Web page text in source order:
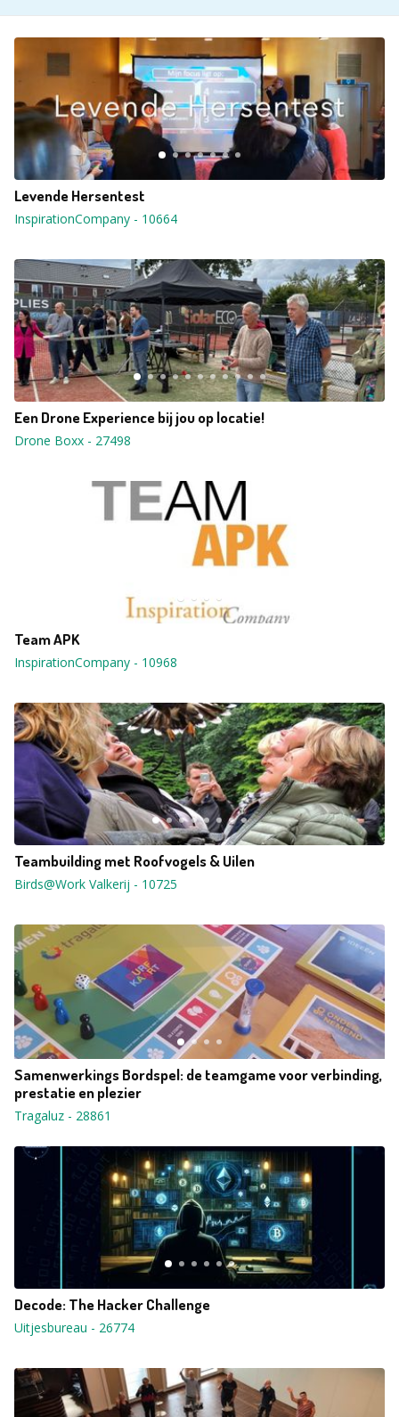
Levende Hersentest
InspirationCompany - 10664
Een Drone Experience bij jou op locatie!
Drone Boxx - 27498
Team APK
InspirationCompany - 10968
Teambuilding met Roofvogels & Uilen
Birds@Work Valkerij - 10725
Samenwerkings Bordspel: de teamgame voor verbinding,
prestatie en plezier
Tragaluz - 28861
Decode: The Hacker Challenge
Uitjesbureau - 26774